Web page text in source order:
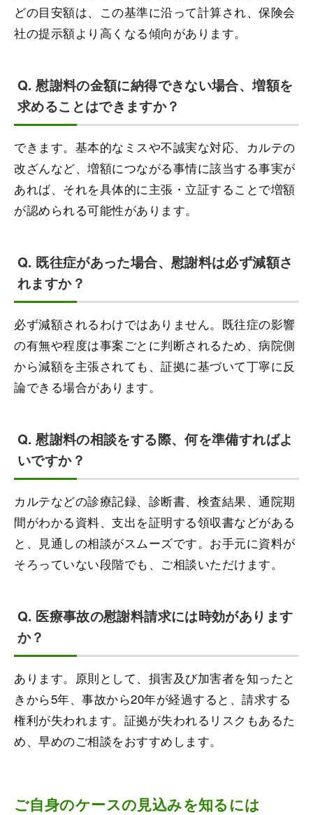
どの目安額は、この基準に沿って計算され、保険会
社の提示額より高くなる傾向があります。
Q. 慰謝料の金額に納得できない場合、増額を
求めることはできますか？
できます。基本的なミスや不誠実な対応、カルテの
改ざんなど、増額につながる事情に該当する事実が
あれば、それを具体的に主張・立証することで増額
が認められる可能性があります。
Q. 既往症があった場合、慰謝料は必ず減額さ
れますか？
必ず減額されるわけではありません。既往症の影響
の有無や程度は事案ごとに判断されるため、病院側
から減額を主張されても、証拠に基づいて丁寧に反
論できる場合があります。
Q. 慰謝料の相談をする際、何を準備すればよ
いですか？
カルテなどの診療記録、診断書、検査結果、通院期
間がわかる資料、支出を証明する領収書などがある
と、見通しの相談がスムーズです。お手元に資料が
そろっていない段階でも、ご相談いただけます。
Q. 医療事故の慰謝料請求には時効があります
か？
あります。原則として、損害及び加害者を知ったと
きから5年、事故から20年が経過すると、請求する
権利が失われます。証拠が失われるリスクもあるた
め、早めのご相談をおすすめします。
ご自身のケースの見込みを知るには